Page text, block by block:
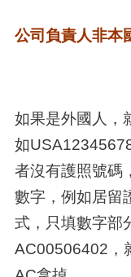
公司負責人非本
如果是外國人，
如
者沒有護照號碼
數字，例如居留
式，只填數字部
AC00506402，